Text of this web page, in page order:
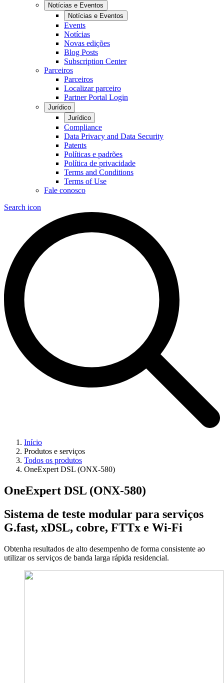
Notícias e Eventos
Notícias e Eventos
Events
Notícias
Novas edições
Blog Posts
Subscription Center
Parceiros
Parceiros
Localizar parceiro
Partner Portal Login
Jurídico
Jurídico
Compliance
Data Privacy and Data Security
Patents
Políticas e padrões
Política de privacidade
Terms and Conditions
Terms of Use
Fale conosco
Search icon
Início
Produtos e serviços
Todos os produtos
OneExpert DSL (ONX-580)
OneExpert DSL (ONX-580)
Sistema de teste modular para serviços
G.fast, xDSL, cobre, FTTx e Wi-Fi
Obtenha resultados de alto desempenho de forma consistente ao
utilizar os serviços de banda larga rápida residencial.